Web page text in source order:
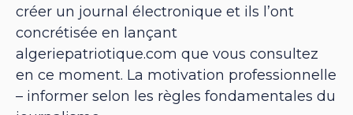
créer un journal électronique et ils l’ont
concrétisée en lançant
algeriepatriotique.com que vous consultez
en ce moment. La motivation professionnelle
– informer selon les règles fondamentales du